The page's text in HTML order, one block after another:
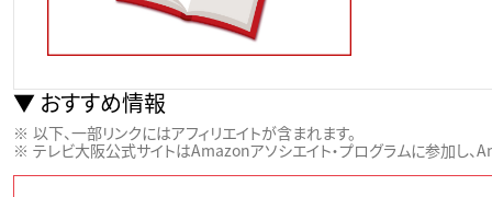
おすすめ情報
以下、一部リンクにはアフィリエイトが含まれます。
テレビ大阪公式サイトはAmazonアソシエイト・プログラムに参加し、